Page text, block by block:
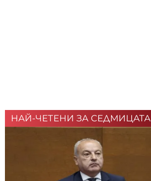
НАЙ-ЧЕТЕНИ ЗА СЕДМИЦАТА